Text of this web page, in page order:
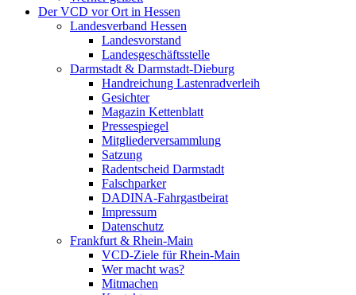
Der VCD vor Ort in Hessen
Landesverband Hessen
Landesvorstand
Landesgeschäftsstelle
Darmstadt & Darmstadt-Dieburg
Handreichung Lastenradverleih
Gesichter
Magazin Kettenblatt
Pressespiegel
Mitgliederversammlung
Satzung
Radentscheid Darmstadt
Falschparker
DADINA-Fahrgastbeirat
Impressum
Datenschutz
Frankfurt & Rhein-Main
VCD-Ziele für Rhein-Main
Wer macht was?
Mitmachen